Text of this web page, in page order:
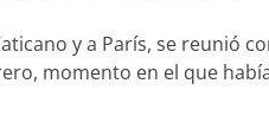
y a París, se reunió
momento en el que